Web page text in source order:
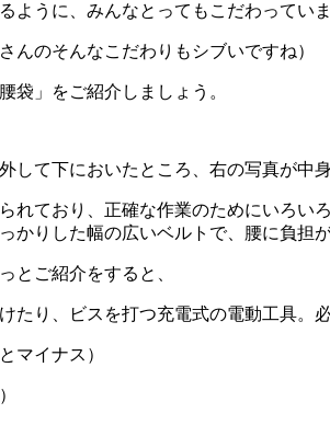
ように、みんなとってもこだわっていま
んのそんなこだわりもシブいですね）
袋」をご紹介しましょう。
して下においたところ、右の写真が中
れており、正確な作業のためにいろい
かりした幅の広いベルトで、腰に負担
とご紹介をすると、
たり、ビスを打つ充電式の電動工具。
マイナス）